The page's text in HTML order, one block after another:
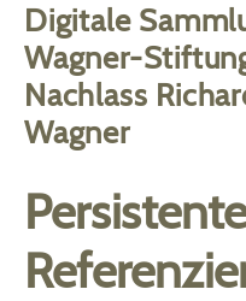
Digitale
Wagner-
Nachlass
Wagner
Persistente